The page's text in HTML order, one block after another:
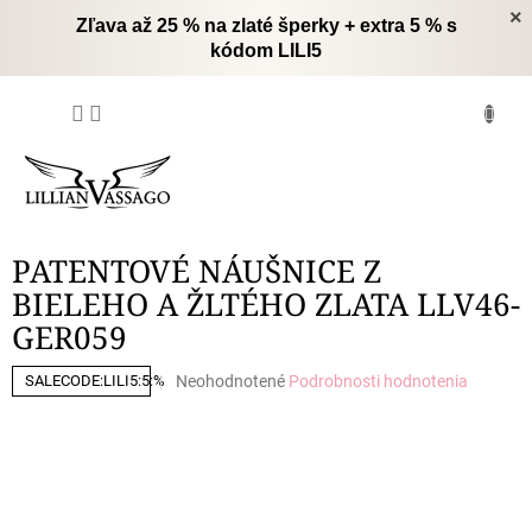
×
Zľava až 25 % na zlaté šperky + extra 5 % s
kódom LILI5
PATENTOVÉ NÁUŠNICE Z
BIELEHO A ŽLTÉHO ZLATA LLV46-
GER059
SALECODE:LILI5:5:%
Priemerné
Neohodnotené Podrobnosti hodnotenia